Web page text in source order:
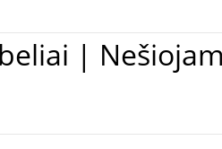
180W: 19.5V,